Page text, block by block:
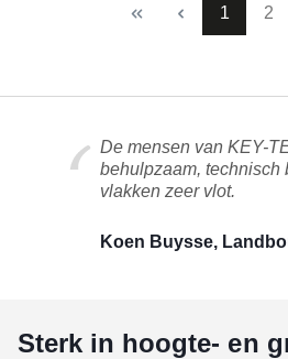
Pagina
1 2
De mensen van KEY-
behulpzaam, technisch
vlakken zeer vlot.
Koen Buysse,
Sterk in hoogte- en